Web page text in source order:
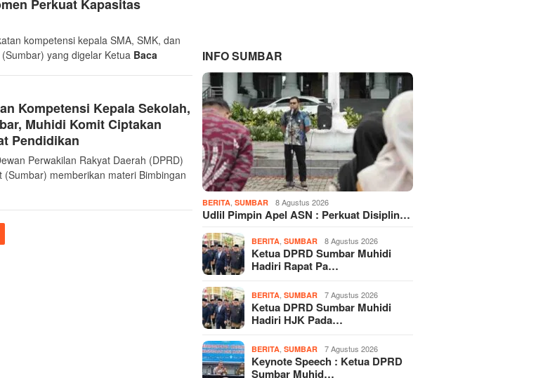
Perkuat Kapasitas
kompetensi kepala SMA, SMK, dan
yang digelar Ketua Baca
Kompetensi Kepala Sekolah,
Muhidi Komit Ciptakan
Pendidikan
Perwakilan Rakyat Daerah (DPRD)
(Sumbar) memberikan materi Bimbingan
INFO SUMBAR
BERITA ,SUMBAR 8 Agustus 2026
Udlil Pimpin Apel ASN : Perkuat Disiplin…
BERITA ,SUMBAR 8 Agustus 2026
Ketua DPRD Sumbar Muhidi
Hadiri Rapat Pa…
BERITA ,SUMBAR 7 Agustus 2026
Ketua DPRD Sumbar Muhidi
Hadiri HJK Pada…
BERITA ,SUMBAR 7 Agustus 2026
Keynote Speech : Ketua DPRD
Sumbar Muhid…